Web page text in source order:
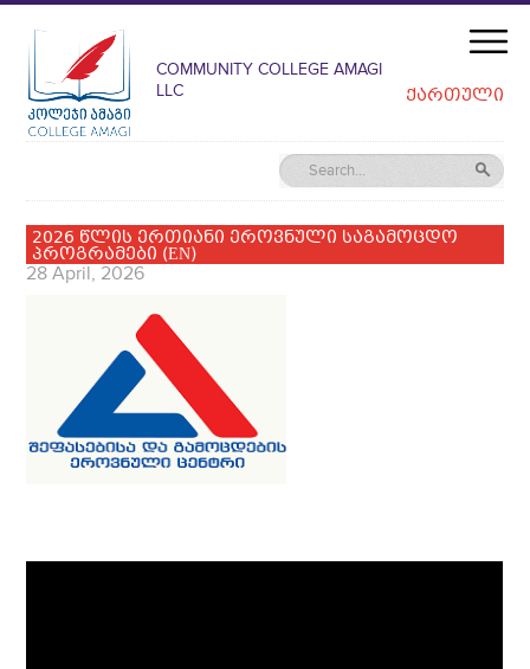
COMMUNITY COLLEGE AMAGI
LLC
ᲥᲐᲠᲗᲣᲚᲘ
2026 წლის ერთიანი ეროვნული საგამოცდო
პროგრამები (EN)
28 April, 2026